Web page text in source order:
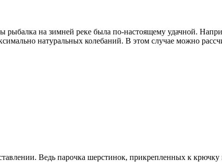
рыбалка на зимней реке была по-настоящему удачной.
натуральных колебаний. В этом случае можно
Ведь парочка шерстинок, прикрепленных к